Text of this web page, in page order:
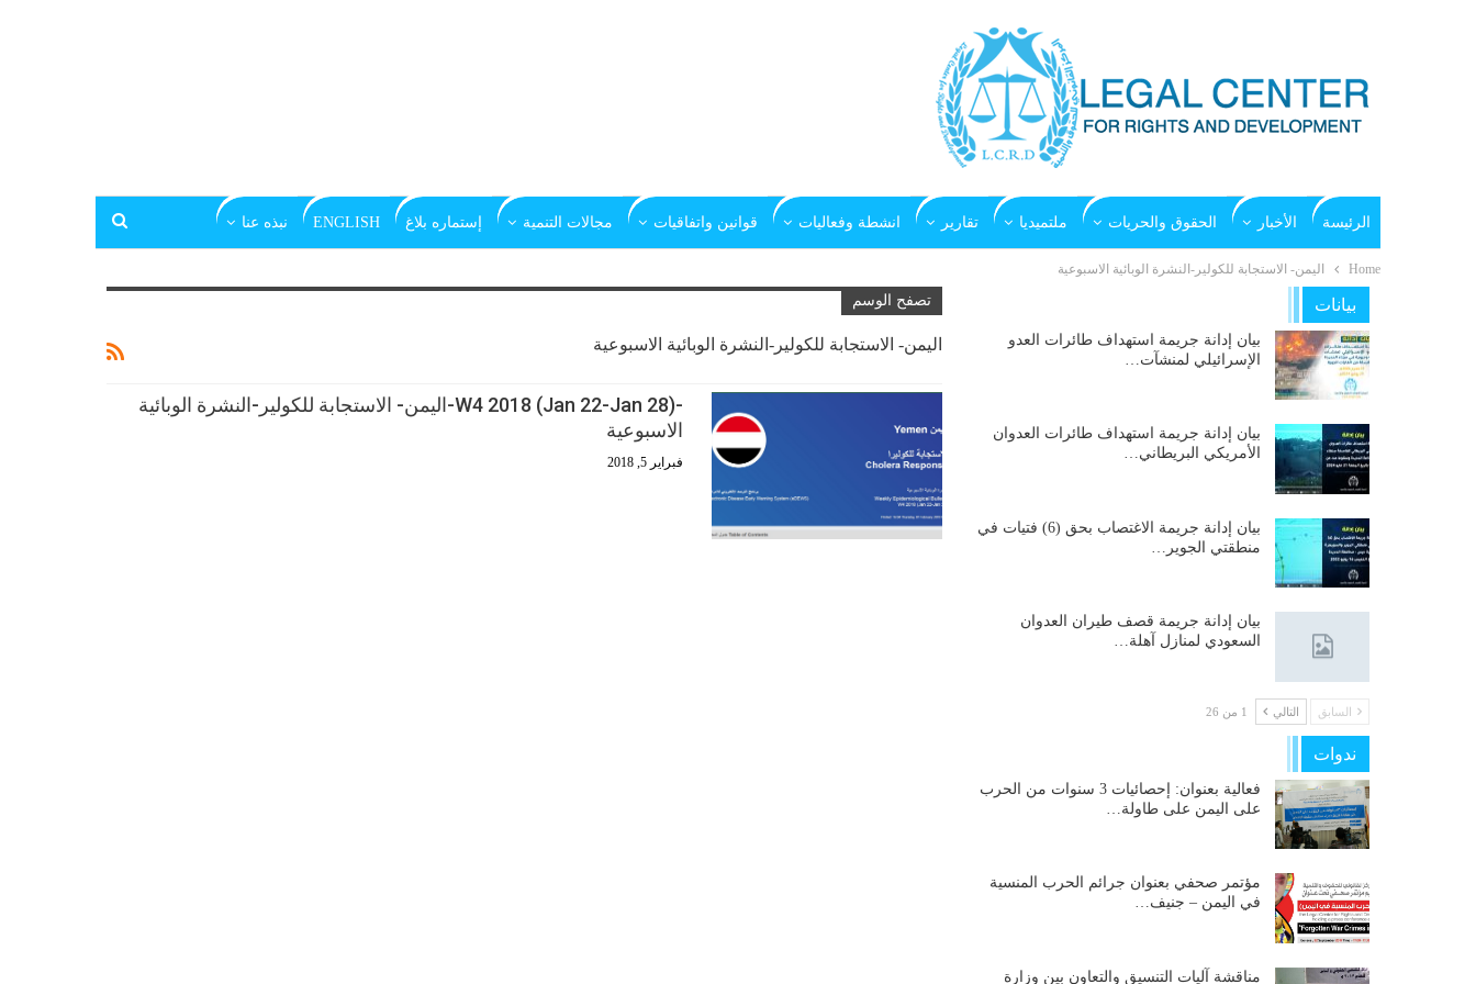
الرئيسة الأخبار الحقوق والحريات ملتميديا تقارير انشطة وفعاليات قوانين واتفاقيات مجالات التنمية إستماره بلاغ ENGLISH نبذه عنا
Home اليمن- الاستجابة للكولير-النشرة الوبائية الاسبوعية
تصفح الوسم
اليمن- الاستجابة للكولير-النشرة الوبائية الاسبوعية
-W4 2018 (Jan 22-Jan 28)-اليمن- الاستجابة للكولير-النشرة الوبائية
الاسبوعية
فبراير 5, 2018
بيانات
بيان إدانة جريمة استهداف طائرات العدو
الإسرائيلي لمنشآت…
بيان إدانة جريمة استهداف طائرات العدوان
الأمريكي البريطاني…
بيان إدانة جريمة الاغتصاب بحق (6) فتيات في
منطقتي الجوير…
بيان إدانة جريمة قصف طيران العدوان
السعودي لمنازل آهلة…
السابق التالي 1 من 26
ندوات
فعالية بعنوان: إحصائيات 3 سنوات من الحرب
على اليمن على طاولة…
مؤتمر صحفي بعنوان جرائم الحرب المنسية
في اليمن – جنيف…
مناقشة آليات التنسيق والتعاون بين وزارة